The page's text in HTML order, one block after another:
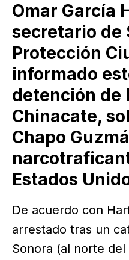
Omar García
secretario de
Protección
informado
detención de
Chinacate,
Chapo
Estados
De acuerdo con
arrestado tras un
Sonora (al norte